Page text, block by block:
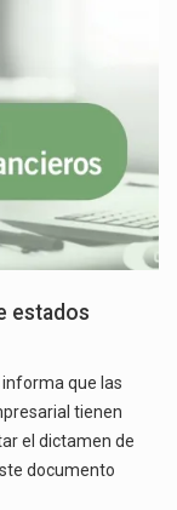
estados
que las
tienen
el dictamen de
documento